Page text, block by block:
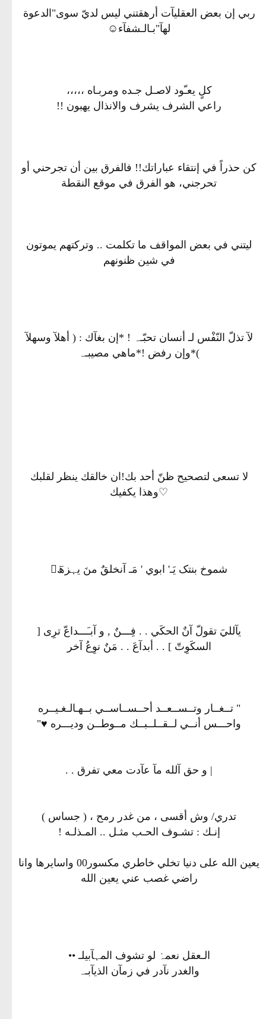
ربي إن بعض العقليآت أرهقتني ليس لديّ سوى"الدعوة
لهآ"بـالـشفآء☺
كلٍ يعـّود لاصـل جـده ومربـاه ،،،،،
راعي الشرف يشرف والانذال يهبون !!
كن حذراً في إنتقاء عباراتك!! فالفرق بين أن تجرحني أو
تحرجني، هو الفرق في موقع النقطة
ليتني في بعض المواقف ما تكلمت .. وتركتهم يموتون
في شين ظنونهم
لآ تذلّ النّفْس لـ أنسان تحبّـہ ! *إن بغآك : ( أهلآ وسهلآ
)*وإن رفض !*ماهي مصيبـہ
لا تسعى لتصحيح ظنّ أحد بك!ان خالقك ينظر لقلبك
♡وهذا يكفيك
شموخ بنتک يَـ' ابوي ' مَـ آنخلقٌ منَ يہزھٓ
يآلليَ تقولّ آنٌ الحكَي . . فِـــنٌ , و آبـَـــداعّ ترِى [
السكَوِتّ ] . . أبدآعَ . . مَنٌ نوِعُ آخر
" تــغــار وتــســعــد أحــســاســي بــهـالـغـيــره
واحـــس أنــي لــقــلــبــك مــوطــن وديـــره ♥"
| و حق آلله مآ عآدت معي تفرق . .
تدري/ وش أقسى ، من غدر رمح ، ( جساس )
إنـك : تشـوف الحـب مثـل .. المـذلـه !
يعين الله على دنيا تخلي خاطري مكسور00 واسايرها وانا
راضي غصب عني يعين الله
الـعقل نعمہْ لو تشوف المہآبيلـ ••
والغدر نآدر في زمآن الذيآبـہ